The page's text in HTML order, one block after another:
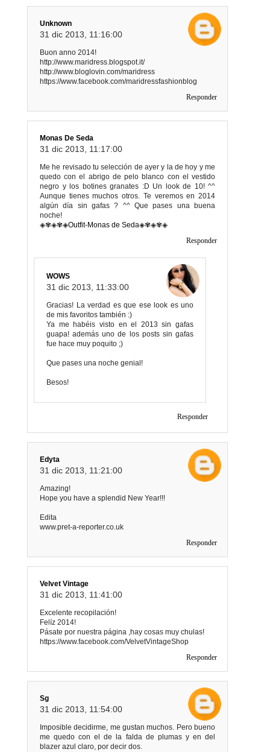
Unknown
31 dic 2013, 11:16:00
Buon anno 2014!
http://www.maridress.blogspot.it/
http://www.bloglovin.com/maridress
https://www.facebook.com/maridressfashionblog
Responder
Monas De Seda
31 dic 2013, 11:17:00
Me he revisado tu selección de ayer y la de hoy y me
quedo con el abrigo de pelo blanco con el vestido
negro y los botines granates :D Un look de 10! ^^
Aunque tienes muchos otros. Te veremos en 2014
algún día sin gafas ? ^^ Que pases una buena
noche!
◈✾◈✾◈Outfit-Monas de Seda◈✾◈✾◈
Responder
WOWS
31 dic 2013, 11:33:00
Gracias! La verdad es que ese look es uno
de mis favoritos también :)
Ya me habéis visto en el 2013 sin gafas
guapa! además uno de los posts sin gafas
fue hace muy poquito ;)
Que pases una noche genial!
Besos!
Responder
Edyta
31 dic 2013, 11:21:00
Amazing!
Hope you have a splendid New Year!!!
Edita
www.pret-a-reporter.co.uk
Responder
Velvet Vintage
31 dic 2013, 11:41:00
Excelente recopilación!
Felíz 2014!
Pásate por nuestra página ,hay cosas muy chulas!
https://www.facebook.com/VelvetVintageShop
Responder
Sg
31 dic 2013, 11:54:00
Imposible decidirme, me gustan muchos. Pero bueno
me quedo con el de la falda de plumas y en del
blazer azul claro, por decir dos.